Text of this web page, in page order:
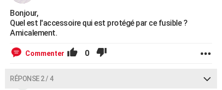
S'inscrire
Se connecter
Lycées
Collèges
Primaires
Universités
Entreprises
Service militaire
Avis de recherche
AVIS DE DÉCÈS
FORUM
Bonjour,
Quel est l'accessoire qui est protégé par ce fusible ?
Amicalement.
Commenter 0
RÉPONSE 2 / 4